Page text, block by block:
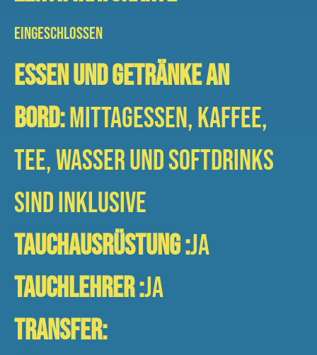
EINGESCHLOSSEN
Essen und Getränke an
Bord:Mittagessen, Kaffee,
Tee, Wasser und Softdrinks
sind inklusive
Tauchausrüstung :Ja
Tauchlehrer :Ja
Transfer: